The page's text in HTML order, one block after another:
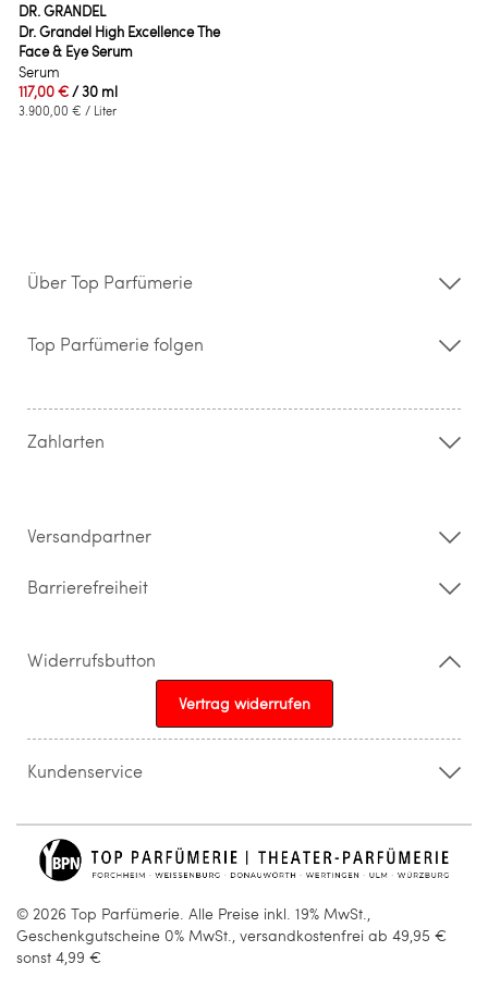
DR. GRANDEL
Dr. Grandel High Excellence The
Face & Eye Serum
Serum
117,00 €/ 30 ml
3.900,00 € / Liter
Über Top Parfümerie
Storefinder
Kontakt
Widerrufsrecht & Rückgabebedingungen
Top Parfümerie folgen
Zahlarten
Versandpartner
Barrierefreiheit
Widerrufsbutton
Vertrag widerrufen
Kundenservice
info@topparfuemerie.de
© 2026 Top Parfümerie. Alle Preise inkl. 19% MwSt.,
Geschenkgutscheine 0% MwSt., versandkostenfrei ab 49,95 €
sonst 4,99 €